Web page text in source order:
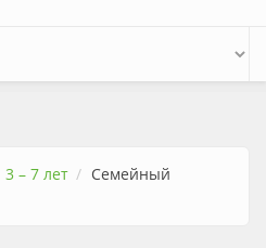
3 – 7 лет
Семейный